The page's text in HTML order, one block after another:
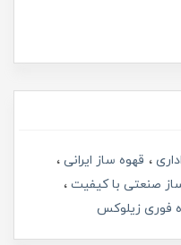
قهوه ساز ایرانی
صنعتی با کیفیت
فوری زیلوکس